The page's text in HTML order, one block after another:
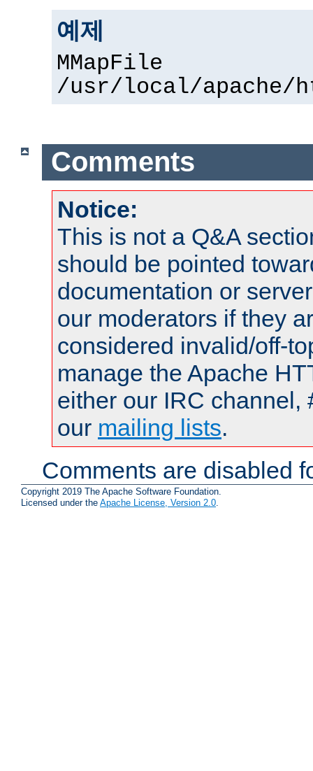
예제
MMapFile
/usr/local/apache/
Comments
Notice:
This is not a Q&A
should be pointed
documentation or
our moderators if they
considered invalid/off-
manage the Apache
either our IRC channel,
our mailing lists.
Comments are disabled
Copyright 2019 The Apache Software Foundation.
Licensed under the Apache License, Version 2.0.